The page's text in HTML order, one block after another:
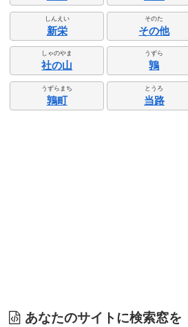
しんえい
新栄
そのた
その他
しゃのやま
社の山
うずら
鶉
うずらまち
鶉町
とうろ
当路
あなたのサイトに検索窓を